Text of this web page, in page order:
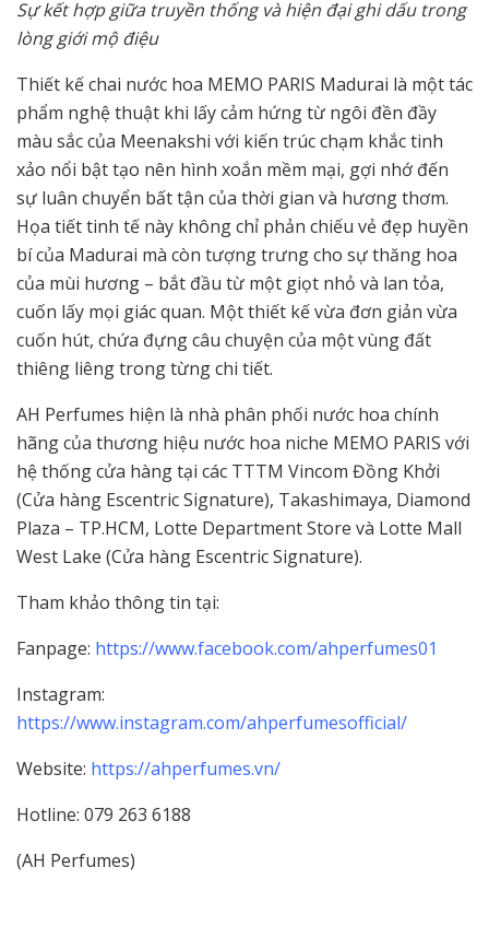
Sự kết hợp giữa truyền thống và hiện đại ghi dấu trong
lòng giới mộ điệu
Thiết kế chai nước hoa MEMO PARIS Madurai là một tác
phẩm nghệ thuật khi lấy cảm hứng từ ngôi đền đầy
màu sắc của Meenakshi với kiến trúc chạm khắc tinh
xảo nổi bật tạo nên hình xoắn mềm mại, gợi nhớ đến
sự luân chuyển bất tận của thời gian và hương thơm.
Họa tiết tinh tế này không chỉ phản chiếu vẻ đẹp huyền
bí của Madurai mà còn tượng trưng cho sự thăng hoa
của mùi hương – bắt đầu từ một giọt nhỏ và lan tỏa,
cuốn lấy mọi giác quan. Một thiết kế vừa đơn giản vừa
cuốn hút, chứa đựng câu chuyện của một vùng đất
thiêng liêng trong từng chi tiết.
AH Perfumes hiện là nhà phân phối nước hoa chính
hãng của thương hiệu nước hoa niche MEMO PARIS với
hệ thống cửa hàng tại các TTTM Vincom Đồng Khởi
(Cửa hàng Escentric Signature), Takashimaya, Diamond
Plaza – TP.HCM, Lotte Department Store và Lotte Mall
West Lake (Cửa hàng Escentric Signature).
Tham khảo thông tin tại:
Fanpage: https://www.facebook.com/ahperfumes01
Instagram:
https://www.instagram.com/ahperfumesofficial/
Website: https://ahperfumes.vn/
Hotline: 079 263 6188
(AH Perfumes)